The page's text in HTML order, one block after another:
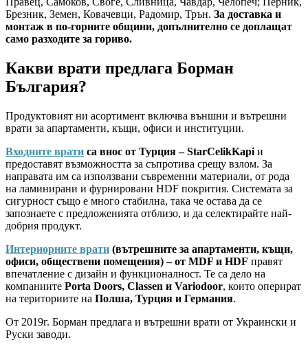
Брезник, Земен, Ковачевци, Радомир, Трън. За доставка и
монтаж в по-горните общини, допълнително се доплащат
само разходите за гориво.
Какви врати предлага Борман
България?
Продуктовият ни асортимент включва външни и вътрешни
врати за апартаменти, къщи, офиси и институции.
Входните врати са внос от Турция – StarCelikKapi и
предоставят възможността за съпротива срещу взлом. За
направата им са използвани съвременни материали, от рода
на ламинирани и фурнировани HDF покрития. Системата за
сигурност също е много стабилна, така че остава да се
запознаете с предложенията отблизо, и да селектирайте най-
добрия продукт.
Интериорните врати (вътрешните за апартаменти, къщи,
офиси, обществени помещения) – от MDF и HDF правят
впечатление с дизайн и функционалност. Те са дело на
компаниите Porta Doors, Classen и Variodoor, които оперират
на териториите на Полша, Турция и Германия.
От 2019г. Борман предлага и вътрешни врати от Украински и
Руски заводи.